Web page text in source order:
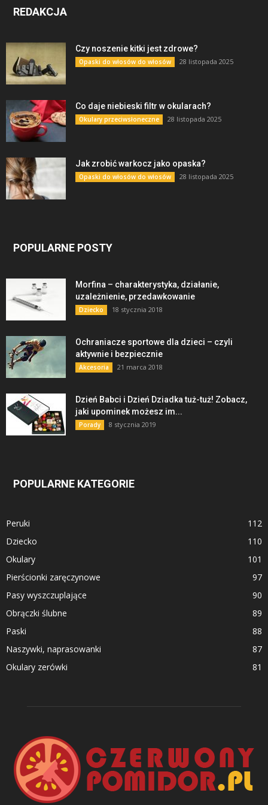
REDAKCJA
Czy noszenie kitki jest zdrowe?
Opaski do włosów do włosów 28 listopada 2025
Co daje niebieski filtr w okularach?
Okulary przeciwsłoneczne 28 listopada 2025
Jak zrobić warkocz jako opaska?
Opaski do włosów do włosów 28 listopada 2025
POPULARNE POSTY
Morfina – charakterystyka, działanie,
uzależnienie, przedawkowanie
Dziecko 18 stycznia 2018
Ochraniacze sportowe dla dzieci – czyli
aktywnie i bezpiecznie
Akcesoria 21 marca 2018
Dzień Babci i Dzień Dziadka tuż-tuż! Zobacz,
jaki upominek możesz im...
Porady 8 stycznia 2019
POPULARNE KATEGORIE
Peruki
112
Dziecko
110
Okulary
101
Pierścionki zaręczynowe
97
Pasy wyszczuplające
90
Obrączki ślubne
89
Paski
88
Naszywki, naprasowanki
87
Okulary zerówki
81